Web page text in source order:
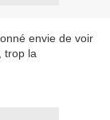
envie de voir
trop la